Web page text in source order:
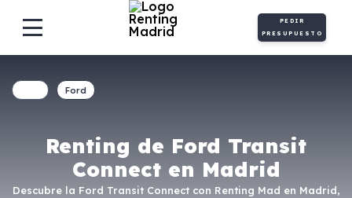
PEDIR
PRESUPUESTO
Renting de Ford Transit
Connect en Madrid
Descubre la Ford Transit Connect con Renting Mad en Madrid,
Ford